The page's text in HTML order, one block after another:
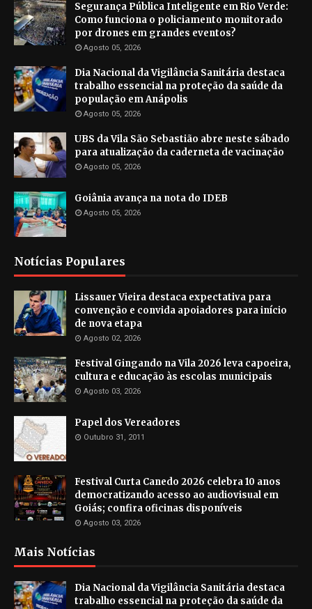
Segurança Pública Inteligente em Rio Verde:
Como funciona o policiamento monitorado
por drones em grandes eventos?
Agosto 05, 2026
Dia Nacional da Vigilância Sanitária destaca
trabalho essencial na proteção da saúde da
população em Anápolis
Agosto 05, 2026
UBS da Vila São Sebastião abre neste sábado
para atualização da caderneta de vacinação
Agosto 05, 2026
Goiânia avança na nota do IDEB
Agosto 05, 2026
Notícias Populares
Lissauer Vieira destaca expectativa para
convenção e convida apoiadores para início
de nova etapa
Agosto 02, 2026
Festival Gingando na Vila 2026 leva capoeira,
cultura e educação às escolas municipais
Agosto 03, 2026
Papel dos Vereadores
Outubro 31, 2011
Festival Curta Canedo 2026 celebra 10 anos
democratizando acesso ao audiovisual em
Goiás; confira oficinas disponíveis
Agosto 03, 2026
Mais Notícias
Dia Nacional da Vigilância Sanitária destaca
trabalho essencial na proteção da saúde da